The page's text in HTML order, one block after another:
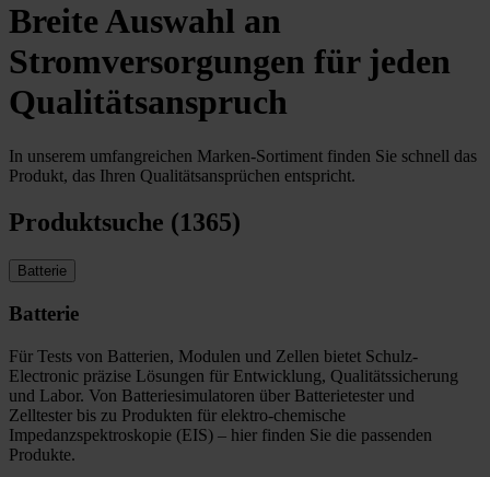
Breite Auswahl an
Stromversorgungen für jeden
Qualitätsanspruch
In unserem umfangreichen Marken-Sortiment finden Sie schnell das
Produkt, das Ihren Qualitätsansprüchen entspricht.
Produktsuche (1365)
Batterie
Batterie
Für Tests von Batterien, Modulen und Zellen bietet Schulz-
Electronic präzise Lösungen für Entwicklung, Qualitätssicherung
und Labor. Von Batteriesimulatoren über Batterietester und
Zelltester bis zu Produkten für elektro-chemische
Impedanzspektroskopie (EIS) – hier finden Sie die passenden
Produkte.